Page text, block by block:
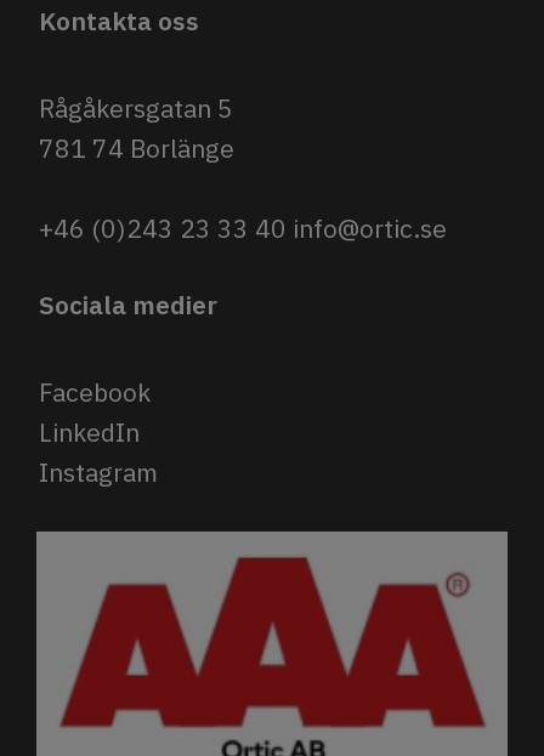
Kontakta oss
Rågåkersgatan 5
781 74 Borlänge
+46 (0)243 23 33 40 info@ortic.se
Sociala medier
Facebook
LinkedIn
Instagram